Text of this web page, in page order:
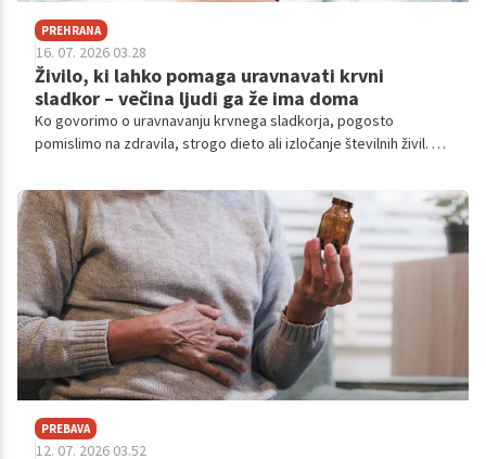
PREHRANA
16. 07. 2026 03.28
Živilo, ki lahko pomaga uravnavati krvni
sladkor – večina ljudi ga že ima doma
Ko govorimo o uravnavanju krvnega sladkorja, pogosto
pomislimo na zdravila, strogo dieto ali izločanje številnih živil. V
preproste spremembe v vsakodnevni prehrani.
PREBAVA
12. 07. 2026 03.52